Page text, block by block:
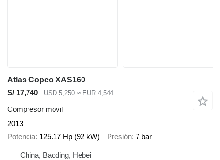
Atlas Copco XAS160
S/ 17,740
USD 5,250 ≈ EUR 4,544
Compresor móvil
2013
Potencia 125.17 Hp (92 kW) Presión 7 bar
China, Baoding, Hebei